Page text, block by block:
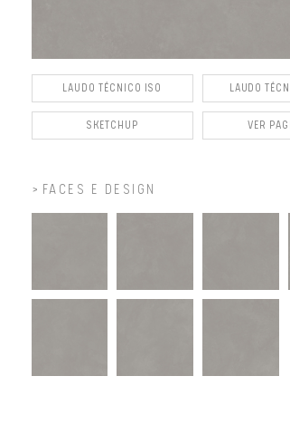
LAUDO TÉCNICO ISO LAUDO
SKETCHUP VER
FACES E DESIGN